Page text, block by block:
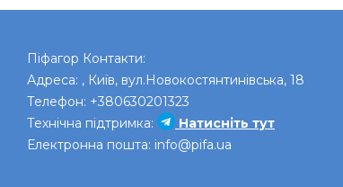
Піфагор Контакти:
Адреса: , Київ, вул.Новокостянтинівська, 18
Телефон: +380630201323
Технічна підтримка:
Натисніть тут
Електронна пошта: info@pifa.ua